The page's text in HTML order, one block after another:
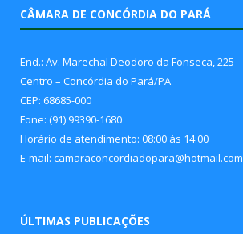
CÂMARA DE CONCÓRDIA DO PARÁ
End.: Av. Marechal Deodoro da Fonseca, 225
Centro – Concórdia do Pará/PA
CEP: 68685-000
Fone: (91) 99390-1680
Horário de atendimento: 08:00 às 14:00
E-mail: camaraconcordiadopara@hotmail.com
ÚLTIMAS PUBLICAÇÕES